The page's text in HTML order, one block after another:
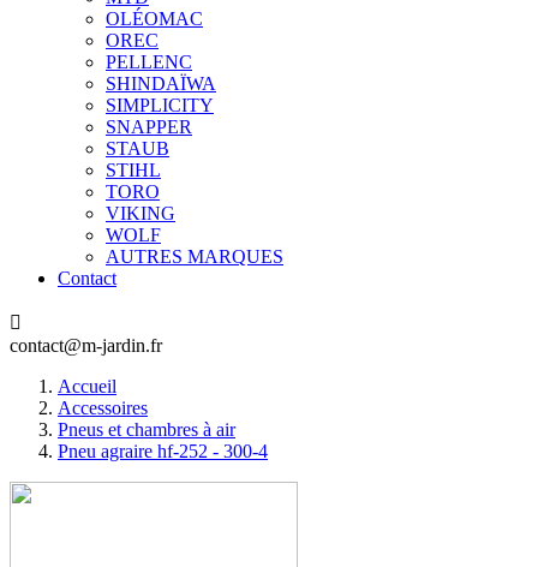
OLÉOMAC
OREC
PELLENC
SHINDAÏWA
SIMPLICITY
SNAPPER
STAUB
STIHL
TORO
VIKING
WOLF
AUTRES MARQUES
Contact

contact@m-jardin.fr
Accueil
Accessoires
Pneus et chambres à air
Pneu agraire hf-252 - 300-4